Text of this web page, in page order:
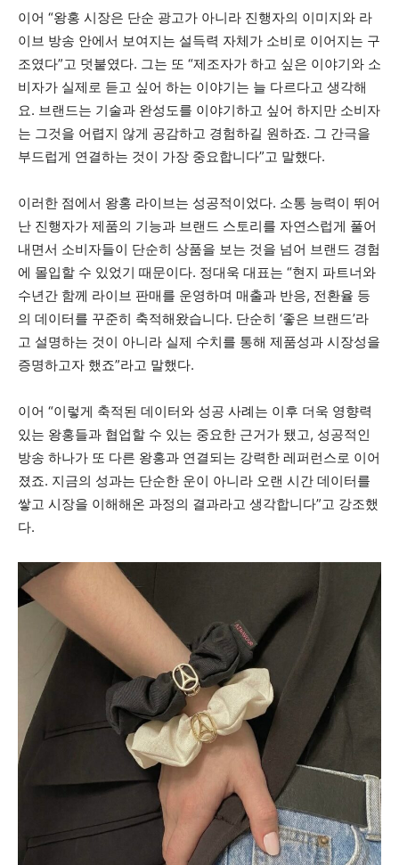
이어 “왕홍 시장은 단순 광고가 아니라 진행자의 이미지와 라
이브 방송 안에서 보여지는 설득력 자체가 소비로 이어지는 구
조였다”고 덧붙였다. 그는 또 “제조자가 하고 싶은 이야기와 소
비자가 실제로 듣고 싶어 하는 이야기는 늘 다르다고 생각해
요. 브랜드는 기술과 완성도를 이야기하고 싶어 하지만 소비자
는 그것을 어렵지 않게 공감하고 경험하길 원하죠. 그 간극을
부드럽게 연결하는 것이 가장 중요합니다”고 말했다.
이러한 점에서 왕홍 라이브는 성공적이었다. 소통 능력이 뛰어
난 진행자가 제품의 기능과 브랜드 스토리를 자연스럽게 풀어
내면서 소비자들이 단순히 상품을 보는 것을 넘어 브랜드 경험
에 몰입할 수 있었기 때문이다. 정대욱 대표는 “현지 파트너와
수년간 함께 라이브 판매를 운영하며 매출과 반응, 전환율 등
의 데이터를 꾸준히 축적해왔습니다. 단순히 ‘좋은 브랜드’라
고 설명하는 것이 아니라 실제 수치를 통해 제품성과 시장성을
증명하고자 했죠”라고 말했다.
이어 “이렇게 축적된 데이터와 성공 사례는 이후 더욱 영향력
있는 왕홍들과 협업할 수 있는 중요한 근거가 됐고, 성공적인
방송 하나가 또 다른 왕홍과 연결되는 강력한 레퍼런스로 이어
졌죠. 지금의 성과는 단순한 운이 아니라 오랜 시간 데이터를
쌓고 시장을 이해해온 과정의 결과라고 생각합니다”고 강조했
다.